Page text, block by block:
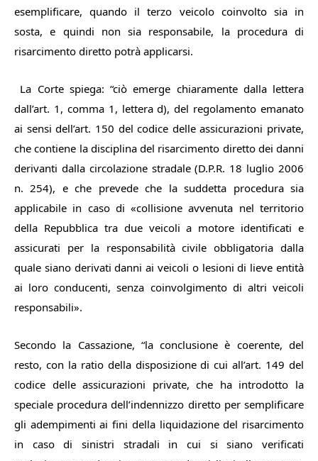
esemplificare, quando il terzo veicolo coinvolto sia in
sosta, e quindi non sia responsabile, la procedura di
risarcimento diretto potrà applicarsi.
La Corte spiega: “ciò emerge chiaramente dalla lettera
dall’art. 1, comma 1, lettera d), del regolamento emanato
ai sensi dell’art. 150 del codice delle assicurazioni private,
che contiene la disciplina del risarcimento diretto dei danni
derivanti dalla circolazione stradale (D.P.R. 18 luglio 2006
n. 254), e che prevede che la suddetta procedura sia
applicabile in caso di «collisione avvenuta nel territorio
della Repubblica tra due veicoli a motore identificati e
assicurati per la responsabilità civile obbligatoria dalla
quale siano derivati danni ai veicoli o lesioni di lieve entità
ai loro conducenti, senza coinvolgimento di altri veicoli
responsabili».
Secondo la Cassazione, “la conclusione è coerente, del
resto, con la ratiodella disposizione di cui all’art. 149 del
codice delle assicurazioni private, che ha introdotto la
speciale procedura dell’indennizzo diretto per semplificare
gli adempimenti ai fini della liquidazione del risarcimento
in caso di sinistri stradali in cui si siano verificati